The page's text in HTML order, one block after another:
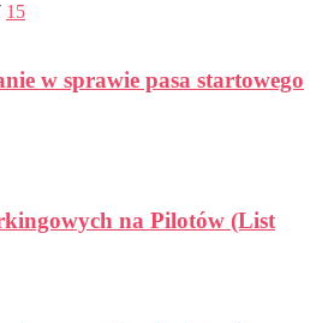
15
w sprawie pasa startowego
na Pilotów (List